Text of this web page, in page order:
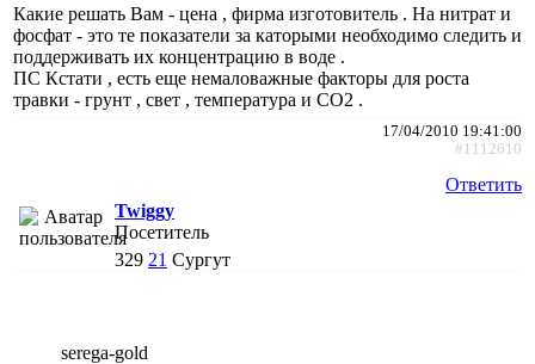
Какие решать Вам - цена , фирма изготовитель . На нитрат и
фосфат - это те показатели за каторыми необходимо следить и
поддерживать их концентрацию в воде .
ПС Кстати , есть еще немаловажные факторы для роста
травки - грунт , свет , температура и СО2 .
17/04/2010 19:41:00
#1112610
Ответить
Twiggy
Посетитель
329 21 Сургут
serega-gold